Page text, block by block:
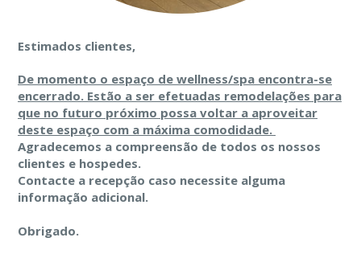
Estimados clientes,
De momento o espaço de wellness/spa encontra-se
encerrado. Estão a ser efetuadas remodelações para
que no futuro próximo possa voltar a aproveitar
deste espaço com a máxima comodidade.
Agradecemos a compreensão de todos os nossos
clientes e hospedes.
Contacte a recepção caso necessite alguma
informação adicional.
Obrigado.